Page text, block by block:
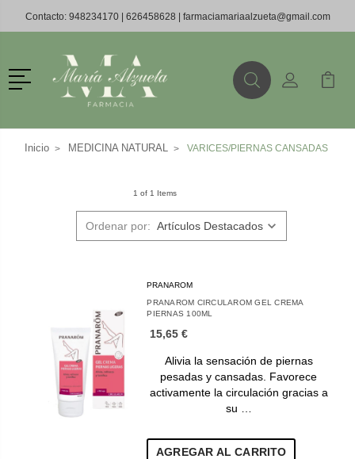
Contacto: 948234170| 626458628 | farmaciamariaalzueta@gmail.com
Menú
BuscarMi Cuenta
Mi
Inicio MEDICINA NATURAL VARICES/PIERNAS CANSADAS
1 of 1 Items
Ordenar por:
PRANAROM
PRANAROM CIRCULAROM GEL CREMA
PIERNAS 100ML
15,65 €
Alivia la sensación de piernas
pesadas y cansadas. Favorece
activamente la circulación gracias a
su …
AGREGAR AL CARRITO